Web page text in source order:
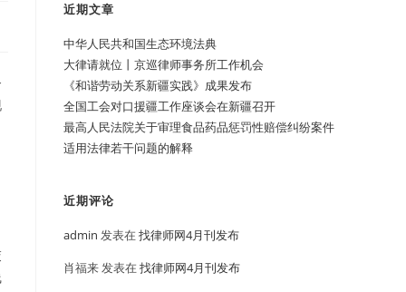
近期文章
中华人民共和国生态环境法典
大律请就位丨京巡律师事务所工作机会
《和谐劳动关系新疆实践》成果发布
全国工会对口援疆工作座谈会在新疆召开
最高人民法院关于审理食品药品惩罚性赔偿纠纷案件
适用法律若干问题的解释
近期评论
admin 发表在找律师网4月刊发布
肖福来发表在找律师网4月刊发布